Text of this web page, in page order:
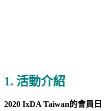
1. 活動介紹
2020 IxDA Taiwan的會員